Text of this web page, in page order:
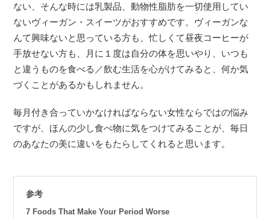
ない、そんな時には乳製品、動物性脂肪を一切使用してい
ないヴィーガン・スイーツがおすすめです。ヴィーガンな
んて興味ないと思っている方も、忙しくて昼夜コーヒーが
手放せない方も、月に１度は自分の体を思いやり、いつも
と違うものを食べる／飲む生活を心がけてみると、何か気
づくことがあるかもしれません。
毎月付き合っていかなければならない女性ならではの悩み
ですが、ほんの少し食べ物に気をつけてみることが、毎日
のあなたの美に違いをもたらしてくれると思います。
参考
7 Foods That Make Your Period Worse